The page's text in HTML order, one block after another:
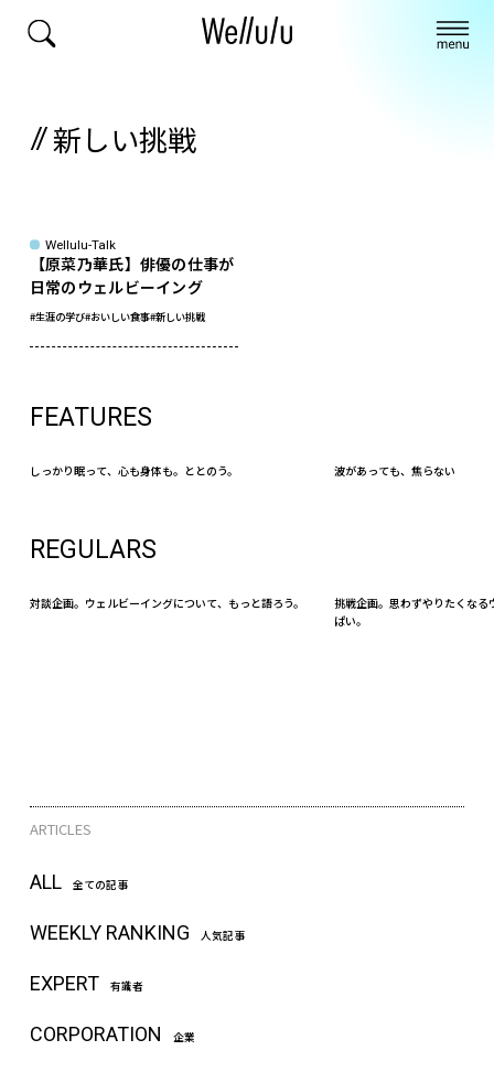
新しい挑戦
Wellulu-Talk
【原菜乃華氏】俳優の仕事が
日常のウェルビーイング
#生涯の学び#おいしい食事#新しい挑戦
FEATURES
しっかり眠って、心も身体も。ととのう。 波があっても、焦らない
REGULARS
対談企画。ウェルビーイングについて、もっと語ろう。
挑戦企画。思わずやりたくなる
ぱい。
ARTICLES
ALL 全ての記事
WEEKLY RANKING 人気記事
EXPERT 有識者
CORPORATION 企業